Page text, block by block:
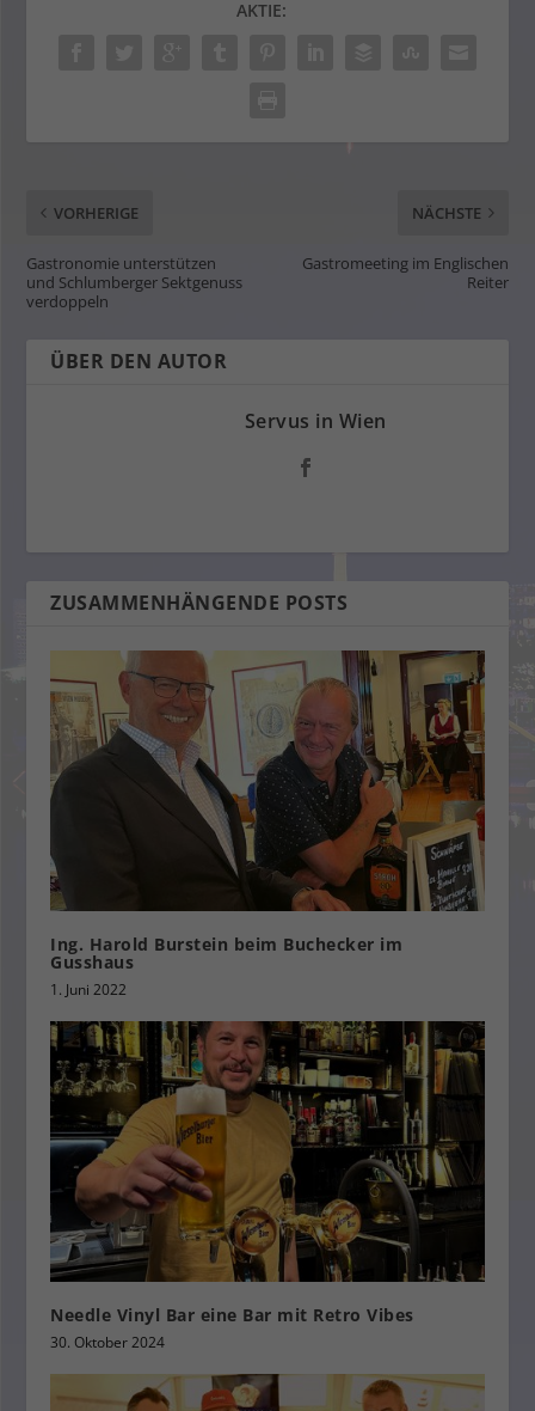
AKTIE:
VORHERIGE
Gastronomie unterstützen
und Schlumberger Sektgenuss
verdoppeln
NÄCHSTE
Gastromeeting im Englischen
Reiter
ÜBER DEN AUTOR
Servus in Wien
ZUSAMMENHÄNGENDE POSTS
Ing. Harold Burstein beim Buchecker im
Gusshaus
1. Juni 2022
Needle Vinyl Bar eine Bar mit Retro Vibes
30. Oktober 2024